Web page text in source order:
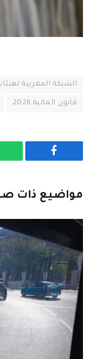
الشبكة المغربية
قانون المالية 2026
فيسبوك
مواضيع ذات